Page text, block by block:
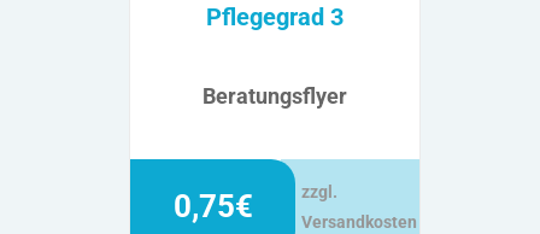
Pflegegrad 3
Beratungsflyer
0,75€
zzgl.
Versandkosten